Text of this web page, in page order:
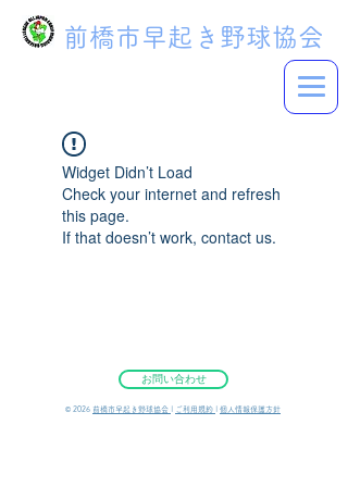
前橋市早起き野球協会
Widget Didn’t Load
Check your internet and refresh
this page.
If that doesn’t work, contact us.
お問い合わせ
©︎ 2026 前橋市早起き野球協会 ご利用規約 個人情報保護方針